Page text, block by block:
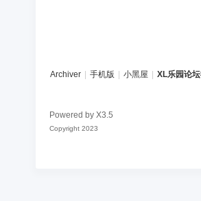
Archiver 手机版 小黑屋 XL乐园论
Powered by X3.5
Copyright 2023